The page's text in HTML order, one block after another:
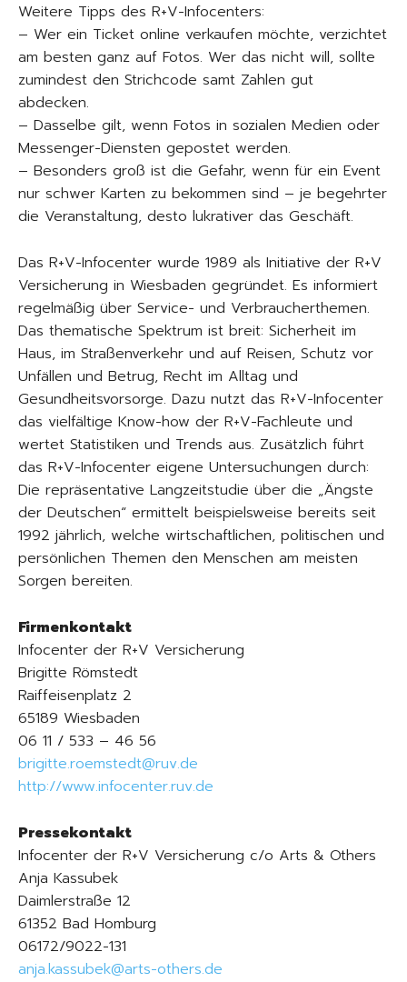
Weitere Tipps des R+V-Infocenters:
– Wer ein Ticket online verkaufen möchte, verzichtet
am besten ganz auf Fotos. Wer das nicht will, sollte
zumindest den Strichcode samt Zahlen gut
abdecken.
– Dasselbe gilt, wenn Fotos in sozialen Medien oder
Messenger-Diensten gepostet werden.
– Besonders groß ist die Gefahr, wenn für ein Event
nur schwer Karten zu bekommen sind – je begehrter
die Veranstaltung, desto lukrativer das Geschäft.
Das R+V-Infocenter wurde 1989 als Initiative der R+V
Versicherung in Wiesbaden gegründet. Es informiert
regelmäßig über Service- und Verbraucherthemen.
Das thematische Spektrum ist breit: Sicherheit im
Haus, im Straßenverkehr und auf Reisen, Schutz vor
Unfällen und Betrug, Recht im Alltag und
Gesundheitsvorsorge. Dazu nutzt das R+V-Infocenter
das vielfältige Know-how der R+V-Fachleute und
wertet Statistiken und Trends aus. Zusätzlich führt
das R+V-Infocenter eigene Untersuchungen durch:
Die repräsentative Langzeitstudie über die „Ängste
der Deutschen“ ermittelt beispielsweise bereits seit
1992 jährlich, welche wirtschaftlichen, politischen und
persönlichen Themen den Menschen am meisten
Sorgen bereiten.
Firmenkontakt
Infocenter der R+V Versicherung
Brigitte Römstedt
Raiffeisenplatz 2
65189 Wiesbaden
06 11 / 533 – 46 56
brigitte.roemstedt@ruv.de
http://www.infocenter.ruv.de
Pressekontakt
Infocenter der R+V Versicherung c/o Arts & Others
Anja Kassubek
Daimlerstraße 12
61352 Bad Homburg
06172/9022-131
anja.kassubek@arts-others.de